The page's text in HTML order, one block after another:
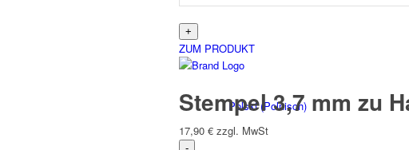
Polski(Polnisch)
ZUM PRODUKT
Stempel 3,7 mm zu
17,90 € zzgl. MwSt